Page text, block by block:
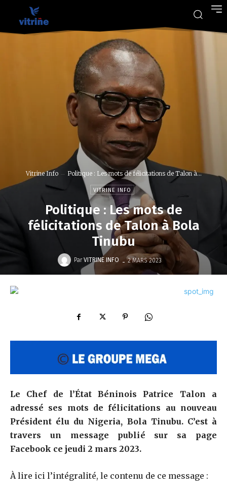
Vitrine Info Politique : Les mots de félicitations de Talon à...
VITRINE INFO
Politique : Les mots de
félicitations de Talon à Bola
Tinubu
Par VITRINE INFO - 2 MARS 2023
Le Chef de l’État Béninois Patrice Talon a
adressé ses mots de félicitations au nouveau
Président élu du Nigeria, Bola Tinubu. C’est à
travers un message publié sur sa page
Facebook ce jeudi 2 mars 2023.
À lire ici l’intégralité, le contenu de ce message :